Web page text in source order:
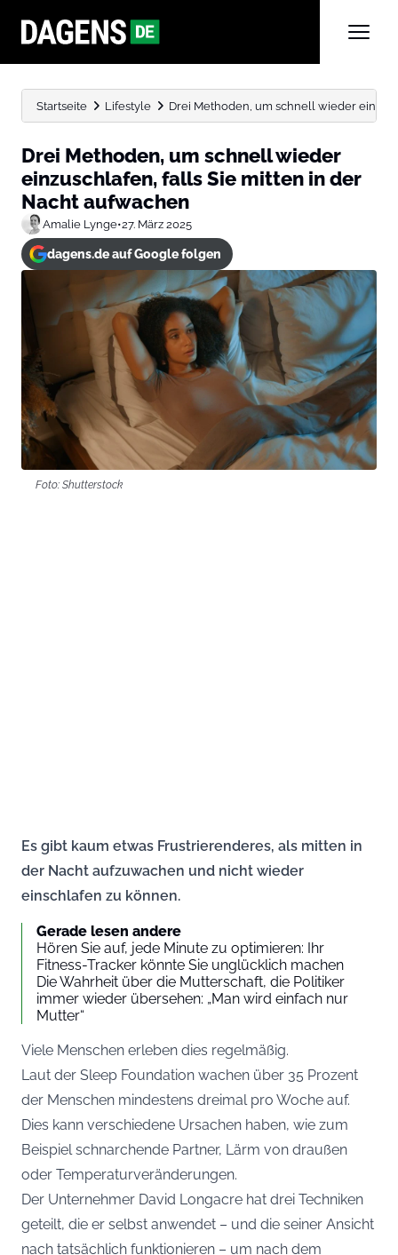
Startseite Lifestyle Drei Methoden, um schnell wieder
Drei Methoden, um schnell wieder
einzuschlafen, falls Sie mitten in der
Nacht aufwachen
Amalie Lynge•27. März 2025
dagens.de auf Google folgen
Foto: Shutterstock
Es gibt kaum etwas Frustrierenderes, als mitten in
der Nacht aufzuwachen und nicht wieder
einschlafen zu können.
Gerade lesen andere
Hören Sie auf, jede Minute zu optimieren: Ihr
Fitness-Tracker könnte Sie unglücklich machen
Die Wahrheit über die Mutterschaft, die Politiker
immer wieder übersehen: „Man wird einfach nur
Mutter“
Viele Menschen erleben dies regelmäßig.
Laut der Sleep Foundation wachen über 35 Prozent
der Menschen mindestens dreimal pro Woche auf.
Dies kann verschiedene Ursachen haben, wie zum
Beispiel schnarchende Partner, Lärm von draußen
oder Temperaturveränderungen.
Der Unternehmer David Longacre hat drei Techniken
geteilt, die er selbst anwendet – und die seiner Ansicht
nach tatsächlich funktionieren – um nach dem